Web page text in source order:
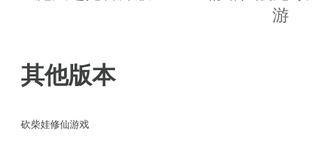
◆华丽的百变羽翼，炫酷的神兵特
游戏更新
1、每日必做活动重置时间改成凌
游
其他版本
砍柴娃修仙游戏